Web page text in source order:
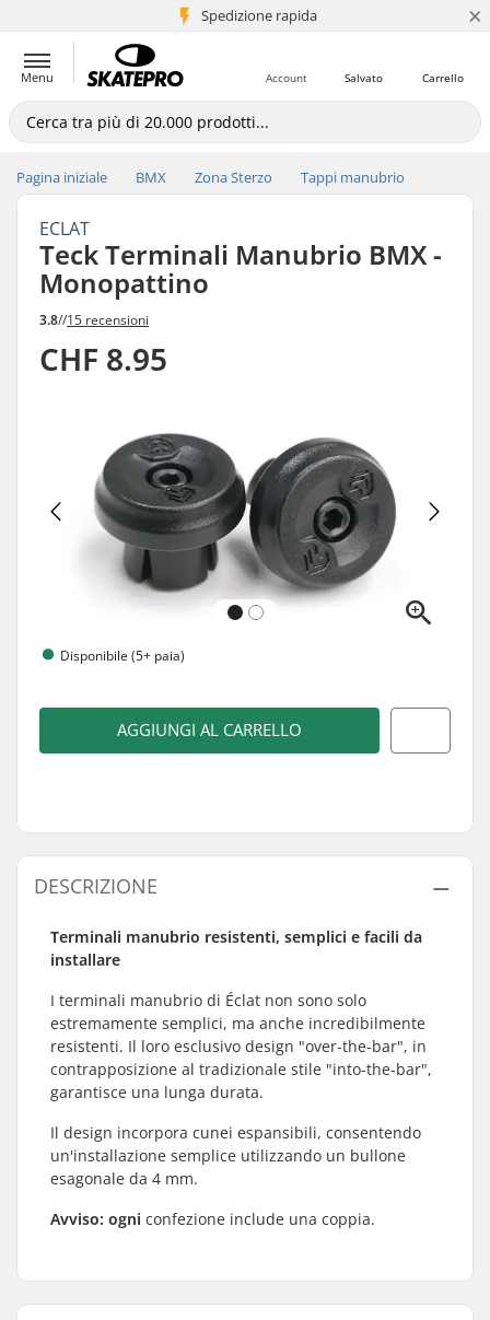
Spedizione rapida
+5 mln di clienti ×
Menu Carrello
Salvato
Account
Pagina iniziale BMX Zona Sterzo Tappi manubrio
ECLAT
Teck Terminali Manubrio BMX -
Monopattino
3.8//15 recensioni
CHF 8.95
Disponibile (5+ paia)
AGGIUNGI AL CARRELLO
DESCRIZIONE
Terminali manubrio resistenti, semplici e facili da
installare
I terminali manubrio di Éclat non sono solo
estremamente semplici, ma anche incredibilmente
resistenti. Il loro esclusivo design "over-the-bar", in
contrapposizione al tradizionale stile "into-the-bar",
garantisce una lunga durata.
Il design incorpora cunei espansibili, consentendo
un'installazione semplice utilizzando un bullone
esagonale da 4 mm.
Avviso: ogni confezione include una coppia.